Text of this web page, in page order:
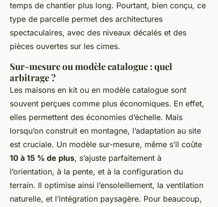
temps de chantier plus long. Pourtant, bien conçu, ce
type de parcelle permet des architectures
spectaculaires, avec des niveaux décalés et des
pièces ouvertes sur les cimes.
Sur-mesure ou modèle catalogue : quel
arbitrage ?
Les maisons en kit ou en modèle catalogue sont
souvent perçues comme plus économiques. En effet,
elles permettent des économies d’échelle. Mais
lorsqu’on construit en montagne, l’adaptation au site
est cruciale. Un modèle sur-mesure, même s’il coûte
10 à 15 % de plus, s’ajuste parfaitement à
l’orientation, à la pente, et à la configuration du
terrain. Il optimise ainsi l’ensoleillement, la ventilation
naturelle, et l’intégration paysagère. Pour beaucoup,